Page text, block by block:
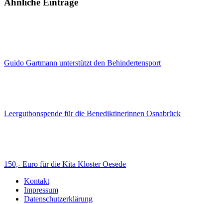
Guido Gartmann unterstützt den Behindertensport
Leergutbonspende für die Benediktinerinnen Osnabrück
150,- Euro für die Kita Kloster Oesede
Kontakt
Impressum
Datenschutzerklärung